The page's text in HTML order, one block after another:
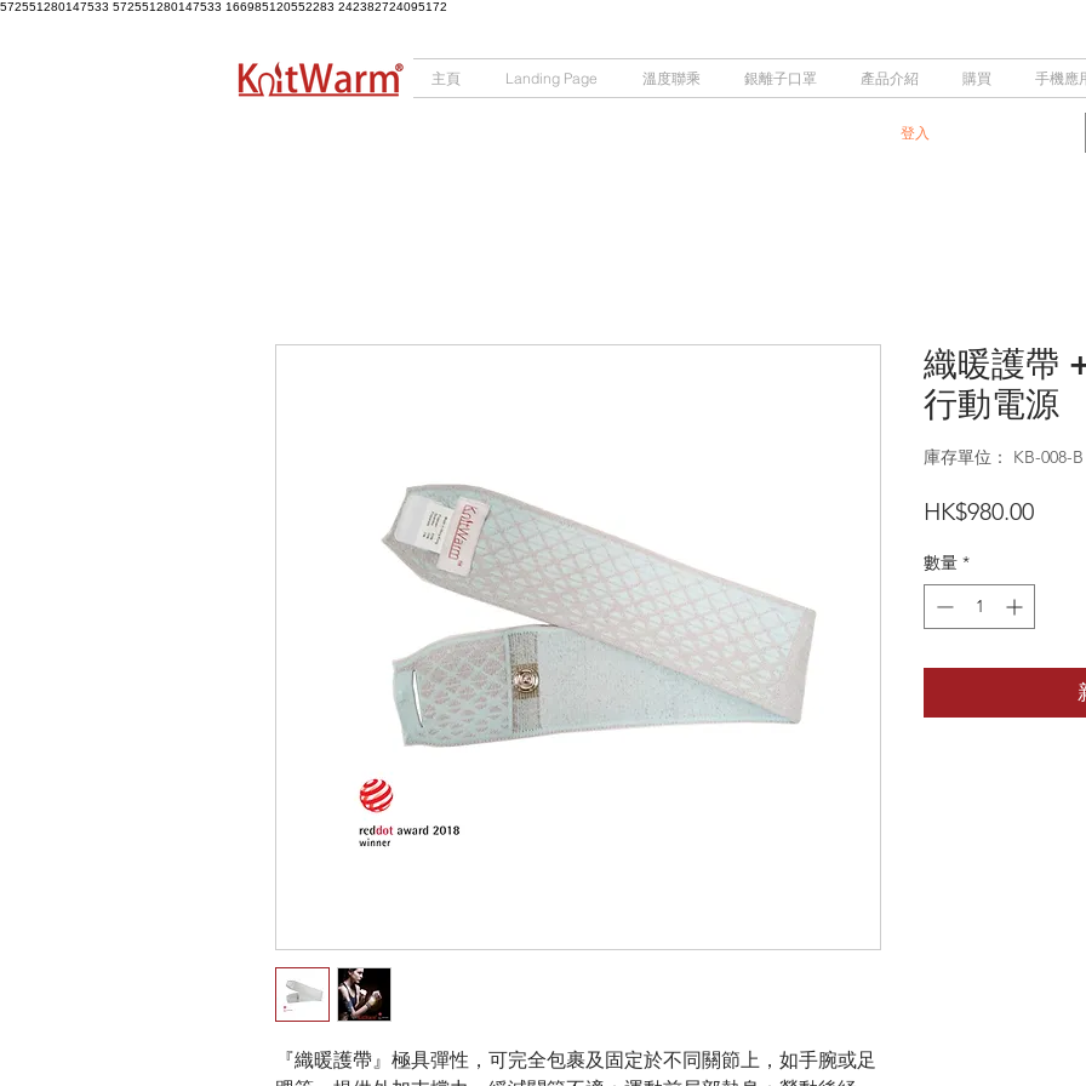
572551280147533 572551280147533 166985120552283 242382724095172
主頁 Landing Page 溫度聯乘 銀離子口罩 產品介紹 購買 手機應
登入
『織暖護帶』極具彈性，可完全包裹及固定於不同關節上，如手腕或足
織暖護帶
行動電源
庫存單位： KB-008-B
HK$980.00價
數量 *